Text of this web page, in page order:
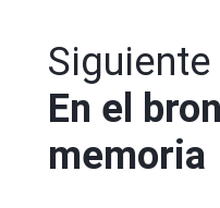
Siguiente
En el
memoria